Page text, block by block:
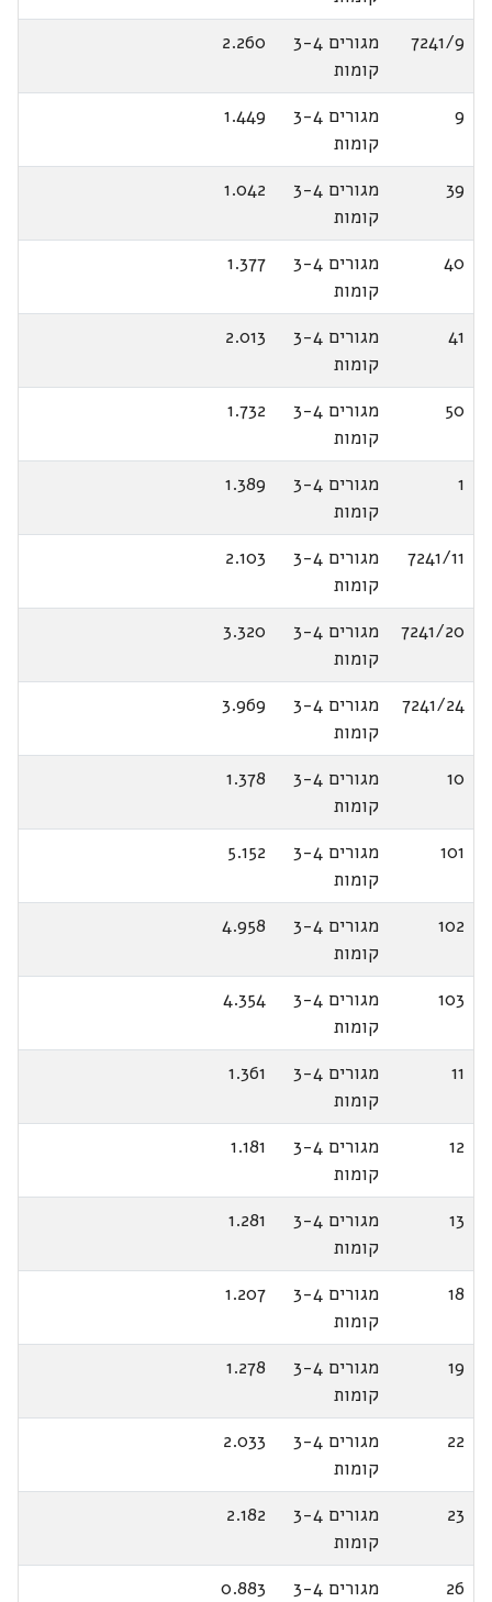
7241/9
מגורים 3-4
קומות
2.260
9
מגורים 3-4
קומות
1.449
39
מגורים 3-4
קומות
1.042
40
מגורים 3-4
קומות
1.377
41
מגורים 3-4
קומות
2.013
50
מגורים 3-4
קומות
1.732
1
מגורים 3-4
קומות
1.389
7241/11
מגורים 3-4
קומות
2.103
7241/20
מגורים 3-4
קומות
3.320
7241/24
מגורים 3-4
קומות
3.969
10
מגורים 3-4
קומות
1.378
101
מגורים 3-4
קומות
5.152
102
מגורים 3-4
קומות
4.958
103
מגורים 3-4
קומות
4.354
11
מגורים 3-4
קומות
1.361
12
מגורים 3-4
קומות
1.181
13
מגורים 3-4
קומות
1.281
18
מגורים 3-4
קומות
1.207
19
מגורים 3-4
קומות
1.278
22
מגורים 3-4
קומות
2.033
23
מגורים 3-4
קומות
2.182
26
מגורים 3-4
0.883